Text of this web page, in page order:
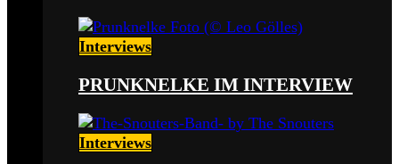
Interviews
PRUNKNELKE IM INTERVIEW
Interviews